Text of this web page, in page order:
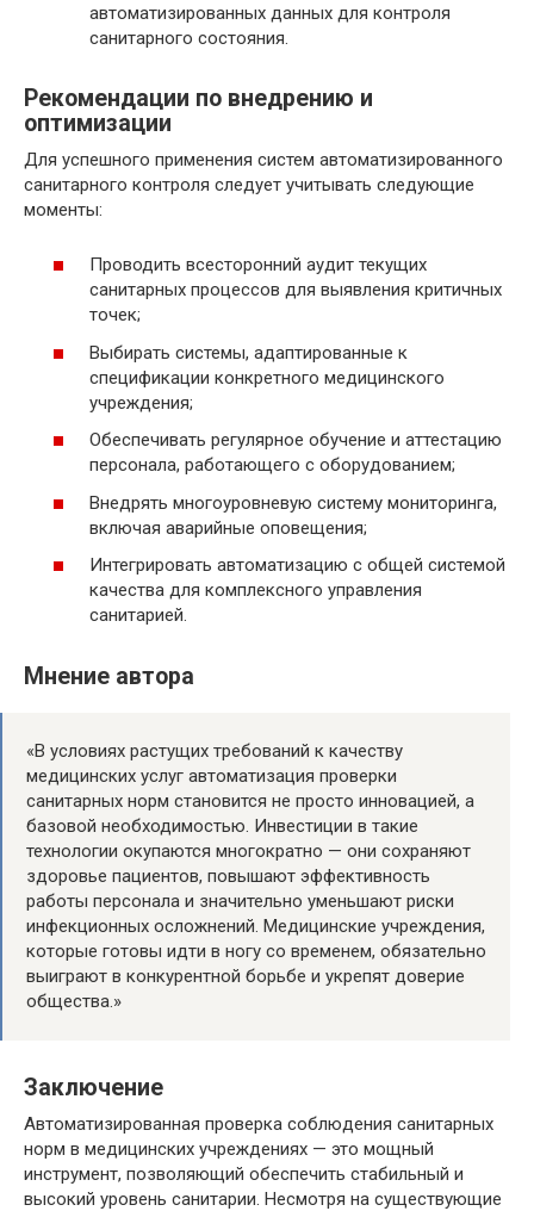
автоматизированных данных для контроля
санитарного состояния.
Рекомендации по внедрению и
оптимизации
Для успешного применения систем автоматизированного
санитарного контроля следует учитывать следующие
моменты:
Проводить всесторонний аудит текущих
санитарных процессов для выявления критичных
точек;
Выбирать системы, адаптированные к
спецификации конкретного медицинского
учреждения;
Обеспечивать регулярное обучение и аттестацию
персонала, работающего с оборудованием;
Внедрять многоуровневую систему мониторинга,
включая аварийные оповещения;
Интегрировать автоматизацию с общей системой
качества для комплексного управления
санитарией.
Мнение автора
«В условиях растущих требований к качеству
медицинских услуг автоматизация проверки
санитарных норм становится не просто инновацией, а
базовой необходимостью. Инвестиции в такие
технологии окупаются многократно — они сохраняют
здоровье пациентов, повышают эффективность
работы персонала и значительно уменьшают риски
инфекционных осложнений. Медицинские учреждения,
которые готовы идти в ногу со временем, обязательно
выиграют в конкурентной борьбе и укрепят доверие
общества.»
Заключение
Автоматизированная проверка соблюдения санитарных
норм в медицинских учреждениях — это мощный
инструмент, позволяющий обеспечить стабильный и
высокий уровень санитарии. Несмотря на существующие